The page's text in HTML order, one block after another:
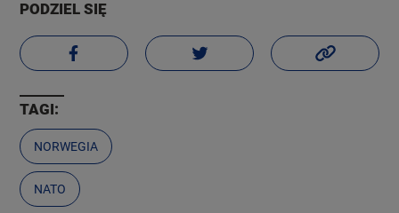
PODZIEL SIĘ
TAGI:
NORWEGIA
NATO